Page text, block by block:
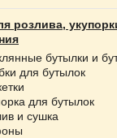
розлива,
бутылки и
для бутылок
для бутылок
и сушка